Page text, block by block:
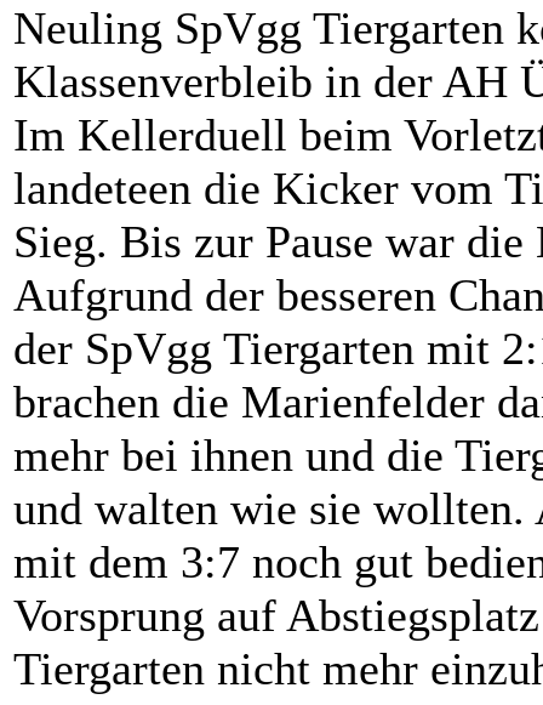
Neuling SpVgg Tiergarten
Klassenverbleib in der AH
Im Kellerduell beim
landeteen die Kicker vom
Sieg. Bis zur Pause war
Aufgrund der besseren
der SpVgg Tiergarten mit
brachen die Marienfelder
mehr bei ihnen und die
und walten wie sie wollten.
mit dem 3:7 noch gut
Vorsprung auf
Tiergarten nicht mehr